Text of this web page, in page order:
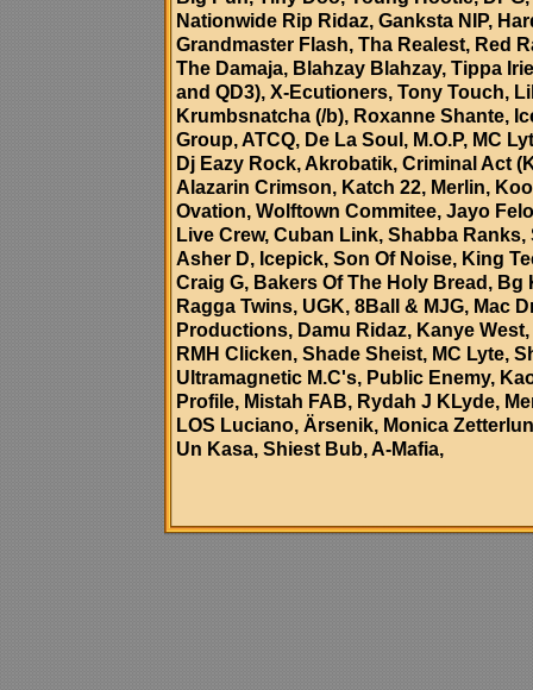
Nationwide Rip Ridaz, Ganksta NIP,
Grandmaster Flash, Tha Realest, Red
The Damaja, Blahzay Blahzay, Tippa
and QD3), X-Ecutioners, Tony Touch,
Krumbsnatcha (/b), Roxanne Shante,
Group, ATCQ, De La Soul, M.O.P, MC
Dj Eazy Rock, Akrobatik, Criminal Act
Alazarin Crimson, Katch 22, Merlin,
Ovation, Wolftown Commitee, Jayo
Live Crew, Cuban Link, Shabba
Asher D, Icepick, Son Of Noise, King
Craig G, Bakers Of The Holy Bread,
Ragga Twins, UGK, 8Ball & MJG, Mac
Productions, Damu Ridaz, Kanye
RMH Clicken, Shade Sheist, MC Lyte,
Ultramagnetic M.C's, Public Enemy,
Profile, Mistah FAB, Rydah J KLyde,
LOS Luciano, Ärsenik, Monica
Un Kasa, Shiest Bub, A-Mafia,